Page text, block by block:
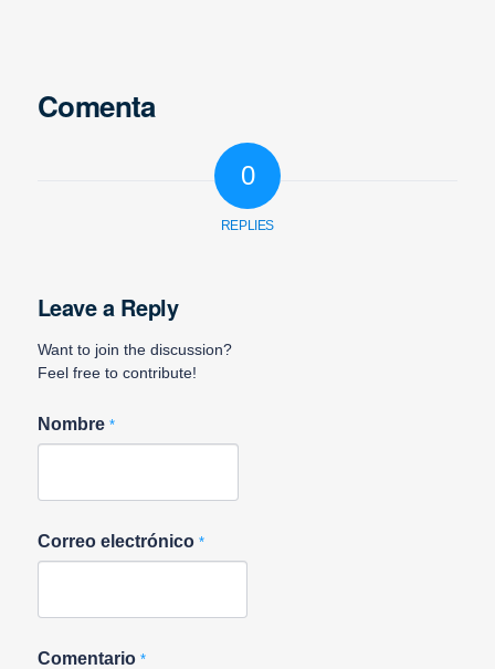
Comenta
0
REPLIES
Leave a Reply
Want to join the discussion?
Feel free to contribute!
Nombre *
Correo electrónico *
Comentario *